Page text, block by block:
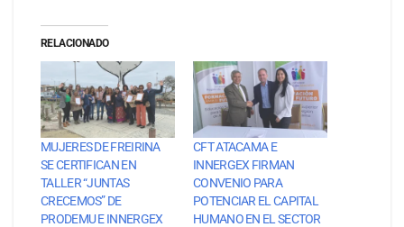
RELACIONADO
MUJERES DE FREIRINA
SE CERTIFICAN EN
TALLER “JUNTAS
CRECEMOS” DE
PRODEMU E INNERGEX
CFT ATACAMA E
INNERGEX FIRMAN
CONVENIO PARA
POTENCIAR EL CAPITAL
HUMANO EN EL SECTOR